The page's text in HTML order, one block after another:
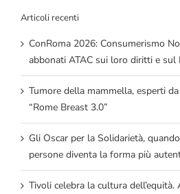
Articoli recenti
ConRoma 2026: Consumerismo
abbonati ATAC sui loro diritti e sul
Tumore della mammella, esperti
“Rome Breast 3.0”
Gli Oscar per la Solidarietà,
persone diventa la forma più
Tivoli celebra la cultura